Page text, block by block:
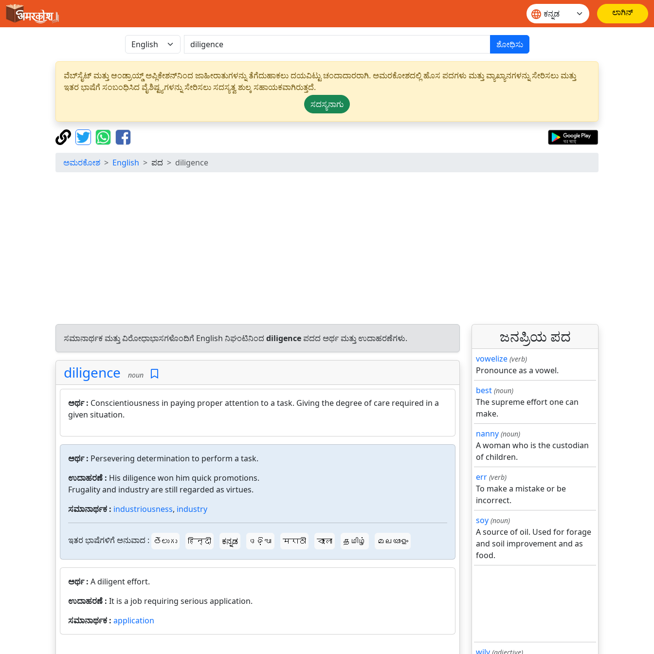
ಲಾಗಿನ್
ಶೋಧಿಸು
ವೆಬ್‌ಸೈಟ್ ಮತ್ತು ಆಂಡ್ರಾಯ್ಡ್ ಅಪ್ಲಿಕೇಶನ್‌ನಿಂದ ಜಾಹೀರಾತುಗಳನ್ನು ತೆಗೆದುಹಾಕಲು ದಯವಿಟ್ಟು ಚಂದಾದಾರರಾಗಿ. ಅಮರಕೋಶದಲ್ಲಿ ಹೊಸ ಪದಗಳು ಮತ್ತು ವ್ಯಾಖ್ಯಾನಗಳನ್ನು ಸೇರಿಸಲು ಮತ್ತು
ಇತರ ಭಾಷೆಗೆ ಸಂಬಂಧಿಸಿದ ವೈಶಿಷ್ಟ್ಯಗಳನ್ನು ಸೇರಿಸಲು ಸದಸ್ಯತ್ವ ಶುಲ್ಕ ಸಹಾಯಕವಾಗಿರುತ್ತದೆ.
ಸದಸ್ಯನಾಗು
ಅಮರಕೋಶ English ಪದ diligence
ಸಮಾನಾರ್ಥಕ ಮತ್ತು ವಿರೋಧಾಭಾಸಗಳೊಂದಿಗೆ English ನಿಘಂಟಿನಿಂದ diligence ಪದದ ಅರ್ಥ ಮತ್ತು ಉದಾಹರಣೆಗಳು.
diligence noun
ಅರ್ಥ : Conscientiousness in paying proper attention to a task. Giving the degree of care required in a
given situation.
ಅರ್ಥ : Persevering determination to perform a task.
ಉದಾಹರಣೆ : His diligence won him quick promotions.
Frugality and industry are still regarded as virtues.
ಸಮಾನಾರ್ಥಕ : industriousness, industry
ಇತರ ಭಾಷೆಗಳಿಗೆ ಅನುವಾದ : తెలుగు हिन्दी ಕನ್ನಡ ଓଡ଼ିଆ मराठी বাংলা தமிழ் മലയാളം
ಅರ್ಥ : A diligent effort.
ಉದಾಹರಣೆ : It is a job requiring serious application.
ಸಮಾನಾರ್ಥಕ : application
ಜನಪ್ರಿಯ ಪದ
vowelize (verb)
Pronounce as a vowel.
best (noun)
The supreme effort one can
make.
nanny (noun)
A woman who is the custodian
of children.
err (verb)
To make a mistake or be
incorrect.
soy (noun)
A source of oil. Used for forage
and soil improvement and as
food.